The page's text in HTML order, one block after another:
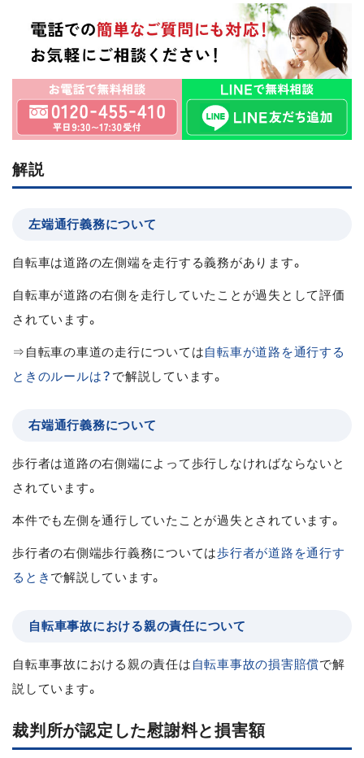
解説
左端通行義務について
自転車は道路の左側端を走行する義務があります。
自転車が道路の右側を走行していたことが過失として評価
されています。
⇒自転車の車道の走行については自転車が道路を通行する
ときのルールは？ で解説しています。
右端通行義務について
歩行者は道路の右側端によって歩行しなければならないと
されています。
本件でも左側を通行していたことが過失とされています。
歩行者の右側端歩行義務については歩行者が道路を通行す
るとき で解説しています。
自転車事故における親の責任について
自転車事故における親の責任は 自転車事故の損害賠償で解
説しています。
裁判所が認定した慰謝料と損害額